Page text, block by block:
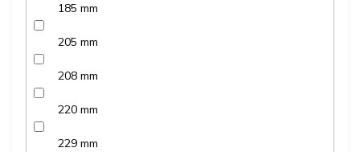
185 mm
205 mm
208 mm
220 mm
229 mm